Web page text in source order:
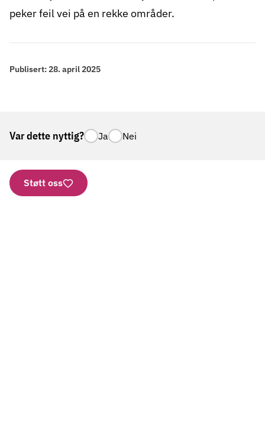
peker feil vei på en rekke områder.
Publisert:28. april 2025
Var dette nyttig? Ja Nei
Støtt oss